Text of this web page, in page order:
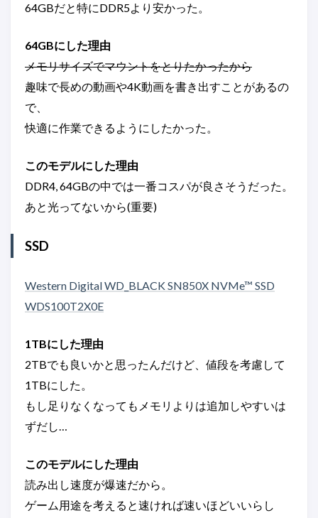
64GBだと特にDDR5より安かった。
64GBにした理由
メモリサイズでマウントをとりたかったから
趣味で長めの動画や4K動画を書き出すことがあるの
で、
快適に作業できるようにしたかった。
このモデルにした理由
DDR4, 64GBの中では一番コスパが良さそうだった。
あと光ってないから(重要)
SSD
Western Digital WD_BLACK SN850X NVMe™ SSD
WDS100T2X0E
1TBにした理由
2TBでも良いかと思ったんだけど、値段を考慮して
1TBにした。
もし足りなくなってもメモリよりは追加しやすいは
ずだし…
このモデルにした理由
読み出し速度が爆速だから。
ゲーム用途を考えると速ければ速いほどいいらし